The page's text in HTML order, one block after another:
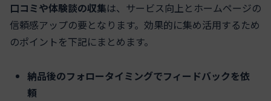
口コミや体験談の収集は、サービス向上とホームページの
信頼感アップの要となります。効果的に集め活用するため
のポイントを下記にまとめます。
納品後のフォロータイミングでフィードバックを依
頼